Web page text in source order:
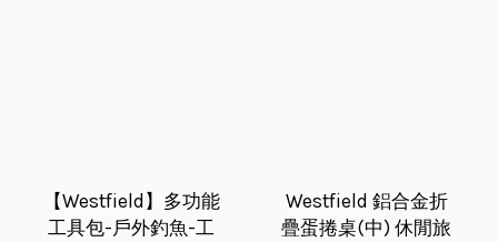
【Westfield】多功能
工具包-戶外釣魚-工
Westfield 鋁合金折
疊蛋捲桌(中) 休閒旅